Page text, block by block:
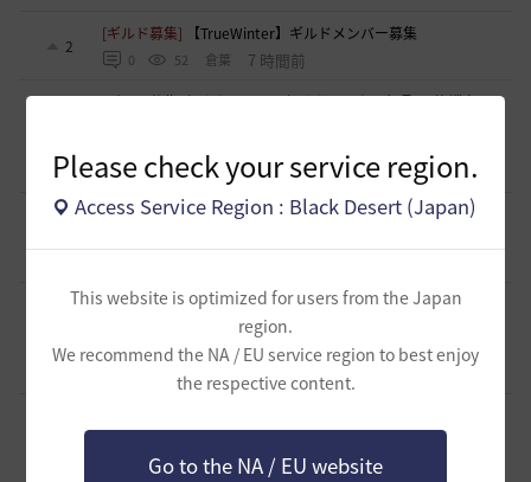
Please check your service region.
Access Service Region : Black Desert (Japan)
This website is optimized for users from the Japan
region.
We recommend the NA / EU service region to best enjoy
the respective content.
Go to the NA / EU website
2
[ギルド募集] 【TrueWinter】ギルドメンバー募集
0 52 倉葉 7 時間前
[ギルド募集]好きなキャラで好きなことを！無言OK挨拶自
0 56 oすずo 7 時間前
[ギルド募集]ギルド【Patera】ギルドメンバー募集中！ 初心
[ギルド募集] ギルチャ完全無言推奨・ソロ向けギルド「スト
レイキャッツ」メンバー募集（ギルドボス有・初心者復帰者
多数所属・スキル目当て◎）
62 くろいばら 10 時間前
回リセットされる問題について
92 浅井ジークフリード配信者 11 時間前